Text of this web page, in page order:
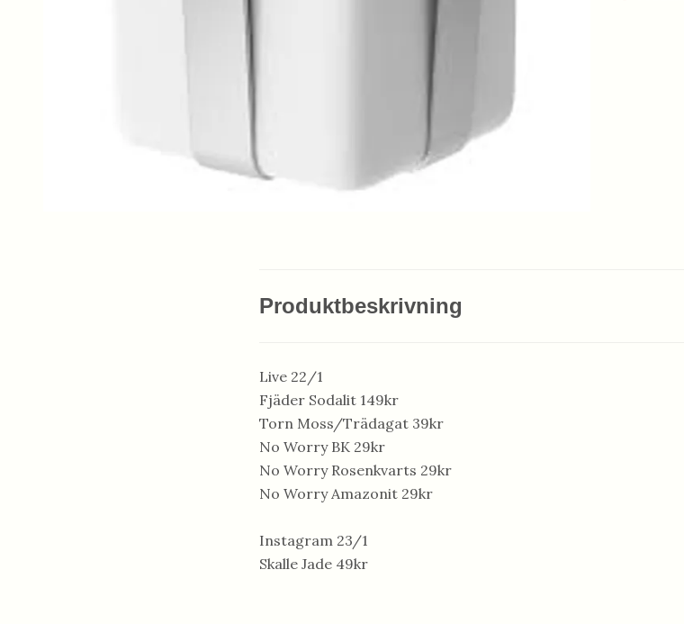
Produktbeskrivning
Live 22/1
Fjäder Sodalit 149kr
Torn Moss/Trädagat 39kr
No Worry BK 29kr
No Worry Rosenkvarts 29kr
No Worry Amazonit 29kr
Instagram 23/1
Skalle Jade 49kr